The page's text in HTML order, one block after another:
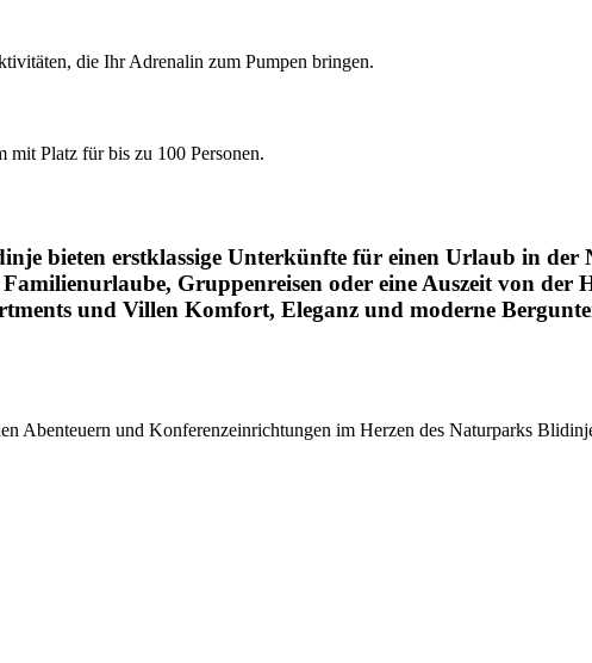
die Ihr Adrenalin zum Pumpen bringen.
mit Platz für bis zu 100 Personen.
bieten erstklassige Unterkünfte für einen Urlaub in der
Gruppenreisen oder eine Auszeit von
und Villen Komfort, Eleganz und moderne
Abenteuern und Konferenzeinrichtungen im Herzen des Naturparks